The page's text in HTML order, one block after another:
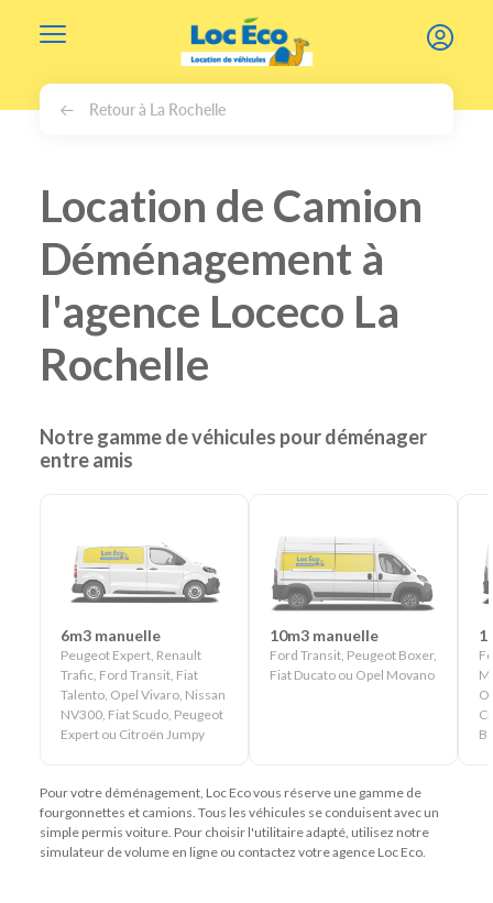
Retour à La Rochelle
Location de Camion
Déménagement à
l'agence Loceco La
Rochelle
Notre gamme de véhicules pour déménager
entre amis
6m3 manuelle
Peugeot Expert, Renault
Trafic, Ford Transit, Fiat
Talento, Opel Vivaro, Nissan
NV300, Fiat Scudo, Peugeot
Expert ou Citroën Jumpy
10m3 manuelle
Ford Transit, Peugeot Boxer,
Fiat Ducato ou Opel Movano
Pour votre déménagement, Loc Eco vous réserve une gamme de
fourgonnettes et camions. Tous les véhicules se conduisent avec un
simple permis voiture. Pour choisir l'utilitaire adapté, utilisez notre
simulateur de volume en ligne ou contactez votre agence Loc Eco.